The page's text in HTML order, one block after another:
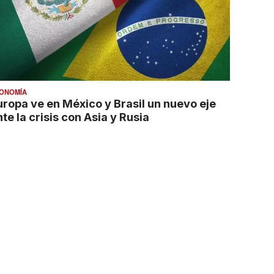
ve en México y Brasil un nuevo eje
la crisis con Asia y Rusia